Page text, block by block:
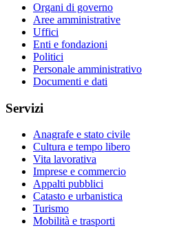
Organi di governo
Aree amministrative
Uffici
Enti e fondazioni
Politici
Personale amministrativo
Documenti e dati
Servizi
Anagrafe e stato civile
Cultura e tempo libero
Vita lavorativa
Imprese e commercio
Appalti pubblici
Catasto e urbanistica
Turismo
Mobilità e trasporti